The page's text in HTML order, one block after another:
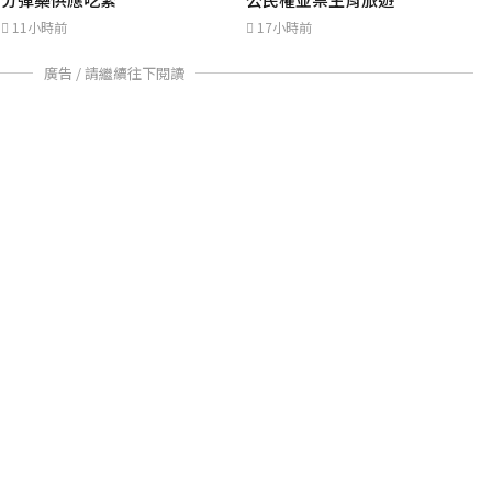
11小時前 17小時前
廣告 / 請繼續往下閱讀